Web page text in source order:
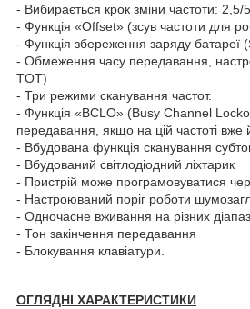
- Вибирається крок зміни частоти:
- Функція «Offset» (зсув частоти для
- Функція збереження заряду батареї
- Обмеження часу передавання,
TOT)
- Три режими сканування частот.
- Функція «BCLO» (Busy Channel
передавання, якщо на цій частоті
- Вбудована функція сканування
- Вбудований світлодіодний ліхтарик
- Пристрій може програмовуватися
- Настроюваний поріг роботи
- Одночасне вживання на різних
- Тон закінчення передавання
- Блокування клавіатури.
ОГЛЯДНІ ХАРАКТЕРИСТИКИ